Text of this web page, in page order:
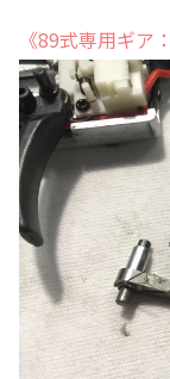
《89式専用ギア